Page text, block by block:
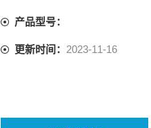
产品型号：
更新时间： 2023-11-16